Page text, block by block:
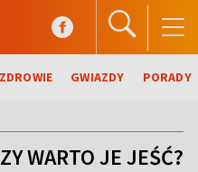
ZDROWIE GWIAZDY PORADY
WARTO JE JEŚĆ?